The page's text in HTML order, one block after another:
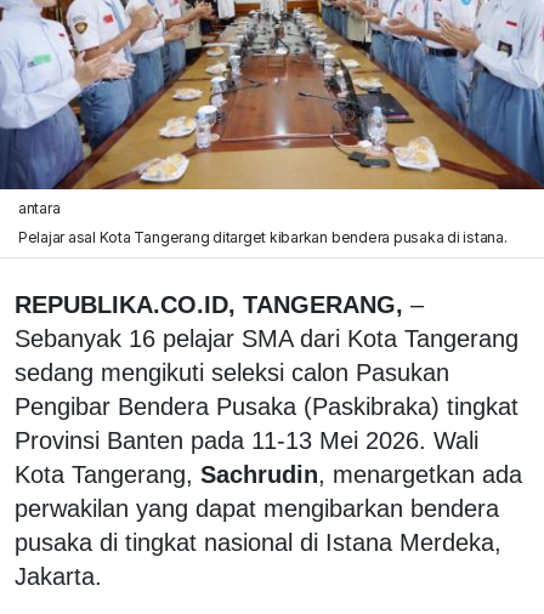
antara
Pelajar asal Kota Tangerang ditarget kibarkan bendera pusaka di istana.
REPUBLIKA.CO.ID, TANGERANG, –
Sebanyak 16 pelajar SMA dari Kota Tangerang
sedang mengikuti seleksi calon Pasukan
Pengibar Bendera Pusaka (Paskibraka) tingkat
Provinsi Banten pada 11-13 Mei 2026. Wali
Kota Tangerang, Sachrudin, menargetkan ada
perwakilan yang dapat mengibarkan bendera
pusaka di tingkat nasional di Istana Merdeka,
Jakarta.